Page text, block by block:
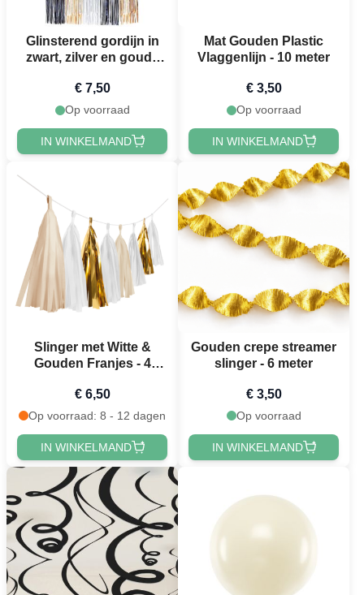
Glinsterend gordijn in
zwart, zilver en goud -
€ 7,50
Op voorraad
IN WINKELMAND
Mat Gouden Plastic
Vlaggenlijn - 10 meter
€ 3,50
Op voorraad
IN WINKELMAND
Slinger met Witte &
Gouden Franjes - 4
€ 6,50
Op voorraad: 8 - 12 dagen
IN WINKELMAND
Gouden crepe streamer
slinger - 6 meter
€ 3,50
Op voorraad
IN WINKELMAND